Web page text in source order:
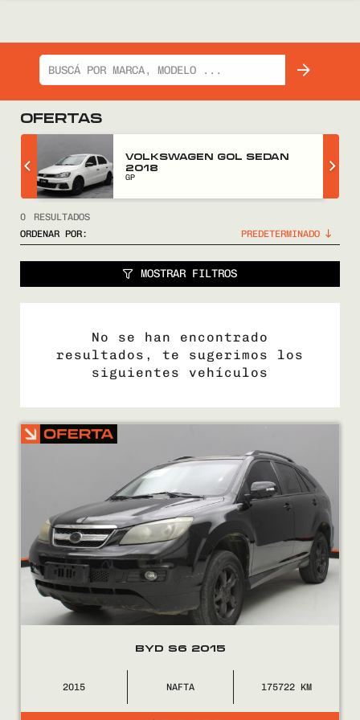
COMPRÁ
VENDÉ
FINANCIÁ
NOSOTROS
CONTACTO
OFERTAS
VOLKSWAGEN GOL SEDAN
2018
GP
0
RESULTADOS
ORDENAR POR:
MOSTRAR FILTROS
No se han encontrado
resultados, te sugerimos los
siguientes vehículos
BYD S6 2015
2015 NAFTA 175722